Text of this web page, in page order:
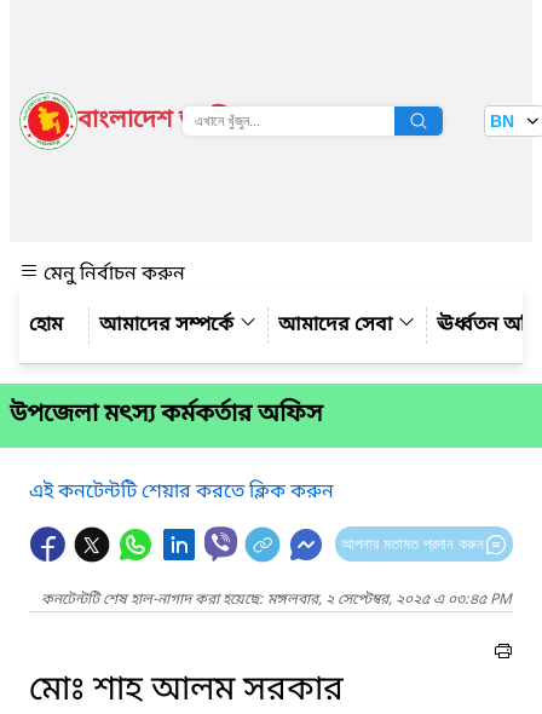
বাংলাদেশ জাতীয় তথ্য বাতায়ন BN
মেনু নির্বাচন করুন
আমাদের সম্পর্কে
আমাদের সেবা ঊর্ধ্বতন
উপজেলা মৎস্য কর্মকর্তার অফিস
এই কনটেন্টটি শেয়ার করতে ক্লিক করুন
আপনার মতামত প্রদান করুন
কনটেন্টটি শেষ হাল-নাগাদ করা হয়েছে: মঙ্গলবার, ২ সেপ্টেম্বর, ২০২৫ এ ০৩:৪৫ PM
মোঃ শাহ আলম সরকার